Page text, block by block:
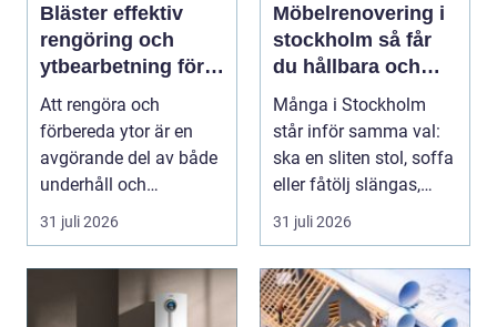
Bläster effektiv
rengöring och
ytbearbetning för
proffs och
hantverkare
Att rengöra och
förbereda ytor är en
avgörande del av både
underhåll och
renovering. Färg, rost,
smu...
31 juli 2026
Möbelrenovering i
stockholm så får
du hållbara och
vackra möbler
Många i Stockholm
står inför samma val:
ska en sliten stol, soffa
eller fåtölj slängas,
säljas billi...
31 juli 2026